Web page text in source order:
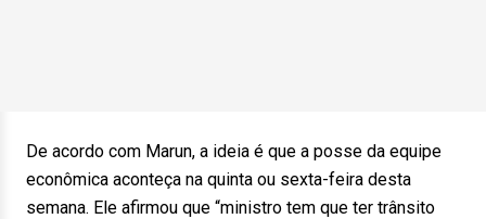
De acordo com Marun, a ideia é que a posse da equipe
econômica aconteça na quinta ou sexta-feira desta
semana. Ele afirmou que “ministro tem que ter trânsito